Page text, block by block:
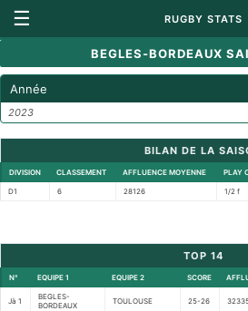
☰ RUGBY STATS
BEGLES-BORDEAUX
Année
2023
BILAN DE LA
DIVISION CLASSEMENT AFFLUENCE MOYENNE PLAY
D1 6 28126 1/2 f
TOP 14
N° EQUIPE 1 EQUIPE 2 SCORE
Jà 1
BEGLES-
BORDEAUX
TOULOUSE 25-26